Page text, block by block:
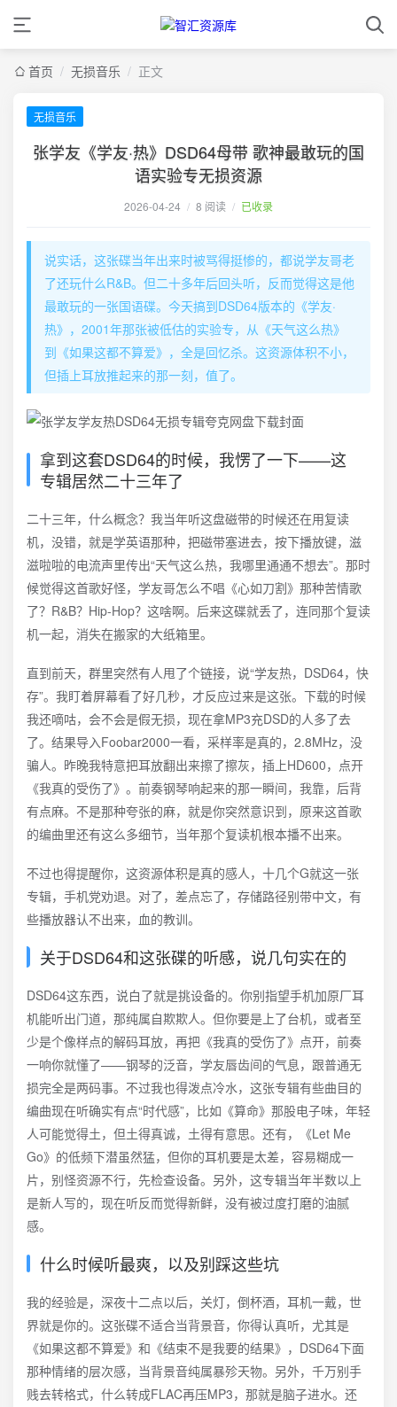
首页 / 无损音乐 / 正文
无损音乐
张学友《学友·热》DSD64母带 歌神最敢玩的国
语实验专无损资源
2026-04-24 / 8 阅读 / 已收录
说实话，这张碟当年出来时被骂得挺惨的，都说学友哥老
了还玩什么R&B。但二十多年后回头听，反而觉得这是他
最敢玩的一张国语碟。今天搞到DSD64版本的《学友·
热》，2001年那张被低估的实验专，从《天气这么热》
到《如果这都不算爱》，全是回忆杀。这资源体积不小，
但插上耳放推起来的那一刻，值了。
拿到这套DSD64的时候，我愣了一下——这
专辑居然二十三年了
二十三年，什么概念？我当年听这盘磁带的时候还在用复读
机，没错，就是学英语那种，把磁带塞进去，按下播放键，滋
滋啦啦的电流声里传出“天气这么热，我哪里通通不想去”。那时
候觉得这首歌好怪，学友哥怎么不唱《心如刀割》那种苦情歌
了？R&B？Hip-Hop？这啥啊。后来这碟就丢了，连同那个复读
机一起，消失在搬家的大纸箱里。
直到前天，群里突然有人甩了个链接，说“学友热，DSD64，快
存”。我盯着屏幕看了好几秒，才反应过来是这张。下载的时候
我还嘀咕，会不会是假无损，现在拿MP3充DSD的人多了去
了。结果导入Foobar2000一看，采样率是真的，2.8MHz，没
骗人。昨晚我特意把耳放翻出来擦了擦灰，插上HD600，点开
《我真的受伤了》。前奏钢琴响起来的那一瞬间，我靠，后背
有点麻。不是那种夸张的麻，就是你突然意识到，原来这首歌
的编曲里还有这么多细节，当年那个复读机根本播不出来。
不过也得提醒你，这资源体积是真的感人，十几个G就这一张
专辑，手机党劝退。对了，差点忘了，存储路径别带中文，有
些播放器认不出来，血的教训。
关于DSD64和这张碟的听感，说几句实在的
DSD64这东西，说白了就是挑设备的。你别指望手机加原厂耳
机能听出门道，那纯属自欺欺人。但你要是上了台机，或者至
少是个像样点的解码耳放，再把《我真的受伤了》点开，前奏
一响你就懂了——钢琴的泛音，学友唇齿间的气息，跟普通无
损完全是两码事。不过我也得泼点冷水，这张专辑有些曲目的
编曲现在听确实有点“时代感”，比如《算命》那股电子味，年轻
人可能觉得土，但土得真诚，土得有意思。还有，《Let Me
Go》的低频下潜虽然猛，但你的耳机要是太差，容易糊成一
片，别怪资源不行，先检查设备。另外，这专辑当年半数以上
是新人写的，现在听反而觉得新鲜，没有被过度打磨的油腻
感。
什么时候听最爽，以及别踩这些坑
我的经验是，深夜十二点以后，关灯，倒杯酒，耳机一戴，世
界就是你的。这张碟不适合当背景音，你得认真听，尤其是
《如果这都不算爱》和《结束不是我要的结果》，DSD64下面
那种情绪的层次感，当背景音纯属暴殄天物。另外，千万别手
贱去转格式，什么转成FLAC再压MP3，那就是脑子进水。还